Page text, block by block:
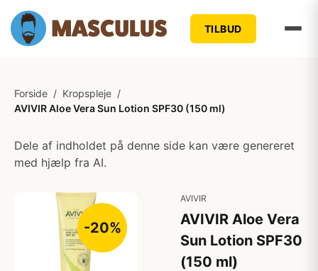
TILBUD
Forside / Kropspleje /
AVIVIR Aloe Vera Sun Lotion SPF30 (150 ml)
Dele af indholdet på denne side kan være genereret
med hjælp fra AI.
-20%
AVIVIR
AVIVIR Aloe Vera
Sun Lotion SPF30
(150 ml)